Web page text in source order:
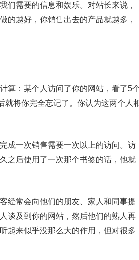
们需要的信息和娱乐。对站长来说，
的越好，你销售出去的产品就越多，
算：某个人访问了你的网站，看了5
就将你完全忘记了。你认为这两个人
成一次销售需要一次以上的访问。访
之后使用了一次那个书签的话，他就
经常会向他们的朋友、家人和同事提
谈及到你的网站，然后他们的熟人再
起来似乎没那么大的作用，但对很多